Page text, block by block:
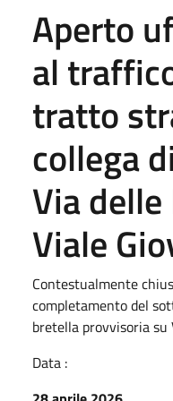
Aperto
al
tratto
collega
Via
Viale
Contestualmente
completamento del
bretella provvisoria su
Data :